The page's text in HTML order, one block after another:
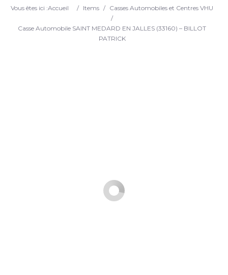
Vous êtes ici :Accueil / Items / Casses Automobiles et Centres VHU
/
Casse Automobile SAINT MEDARD EN JALLES (33160) – BILLOT
PATRICK